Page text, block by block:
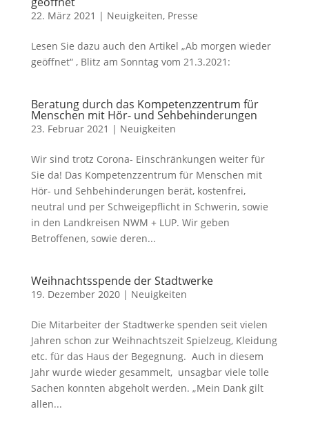
22. März 2021 | Neuigkeiten, Presse
Lesen Sie dazu auch den Artikel „Ab morgen wieder
geöffnet“ , Blitz am Sonntag vom 21.3.2021:
Beratung durch das Kompetenzzentrum für
Menschen mit Hör- und Sehbehinderungen
23. Februar 2021 | Neuigkeiten
Wir sind trotz Corona- Einschränkungen weiter für
Sie da! Das Kompetenzzentrum für Menschen mit
Hör- und Sehbehinderungen berät, kostenfrei,
neutral und per Schweigepflicht in Schwerin, sowie
in den Landkreisen NWM + LUP. Wir geben
Betroffenen, sowie deren...
Weihnachtsspende der Stadtwerke
19. Dezember 2020| Neuigkeiten
Die Mitarbeiter der Stadtwerke spenden seit vielen
Jahren schon zur Weihnachtszeit Spielzeug, Kleidung
etc. für das Haus der Begegnung. Auch in diesem
Jahr wurde wieder gesammelt, unsagbar viele tolle
Sachen konnten abgeholt werden. „Mein Dank gilt
allen...